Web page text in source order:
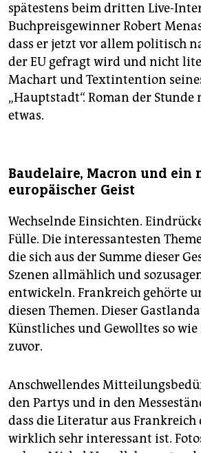
spätestens beim dritten Live-
Buchpreisgewinner Robert
dass er jetzt vor allem politisch
der EU gefragt wird und nicht
Machart und Textintention
„Hauptstadt“. Roman der
etwas.
Baudelaire, Macron und ein
europäischer Geist
Wechselnde Einsichten.
Fülle. Die interessantesten
die sich aus der Summe dieser
Szenen allmählich und
entwickeln. Frankreich gehörte
diesen Themen. Dieser
Künstliches und Gewolltes so
zuvor.
Anschwellendes
den Partys und in den
dass die Literatur aus
wirklich sehr interessant ist.